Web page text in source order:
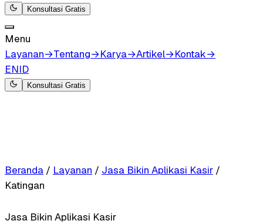
Konsultasi Gratis
Menu
Layanan→Tentang→Karya→Artikel→Kontak→
ENID
Konsultasi Gratis
Beranda / Layanan / Jasa Bikin Aplikasi Kasir /
Katingan
Jasa Bikin Aplikasi Kasir